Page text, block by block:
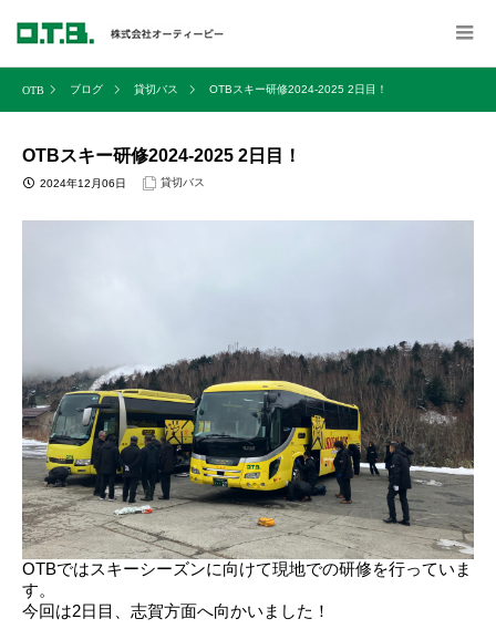
ブログ 貸切バス OTBスキー研修2024-2025 2日目！
OTBスキー研修2024-2025 2日目！
2024年12月06日 貸切バス
OTBではスキーシーズンに向けて現地での研修を行っていま
す。
今回は2日目、志賀方面へ向かいました！